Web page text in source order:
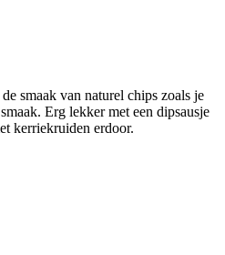
smaak van naturel chips zoals je
Erg lekker met een dipsausje
kerriekruiden erdoor.